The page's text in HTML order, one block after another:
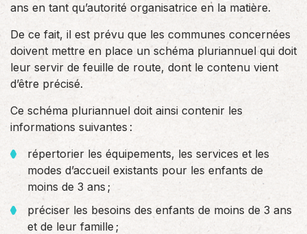
ans en tant qu’autorité organisatrice en la matière.
De ce fait, il est prévu que les communes concernées
doivent mettre en place un schéma pluriannuel qui doit
leur servir de feuille de route, dont le contenu vient
d’être précisé.
Ce schéma pluriannuel doit ainsi contenir les
informations suivantes :
répertorier les équipements, les services et les
modes d’accueil existants pour les enfants de
moins de 3 ans ;
préciser les besoins des enfants de moins de 3 ans
et de leur famille ;